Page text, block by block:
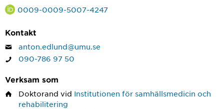
0009-0009-5007-4247
Kontakt
anton.edlund@umu.se
090-786 97 50
Verksam som
Doktorand vid Institutionen för samhällsmedicin och
rehabilitering